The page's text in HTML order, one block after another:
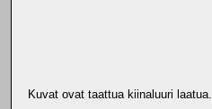
Kuvat ovat taattua kiinaluuri laatua.